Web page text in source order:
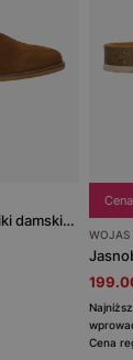
Jasnobrązowe trzewiki damskie z dwoiny welurowej
Cena